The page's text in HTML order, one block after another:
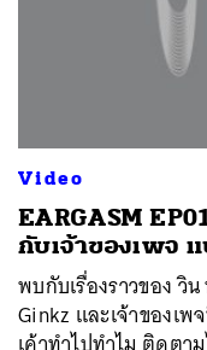
Video
EARGASM
กับเจ้าของเพจ
พบกับเรื่องราวของ วิ
Ginkz และเจ้าของเ